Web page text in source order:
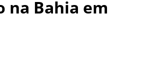
na Bahia em